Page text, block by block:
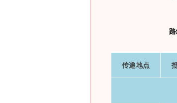
传递地点